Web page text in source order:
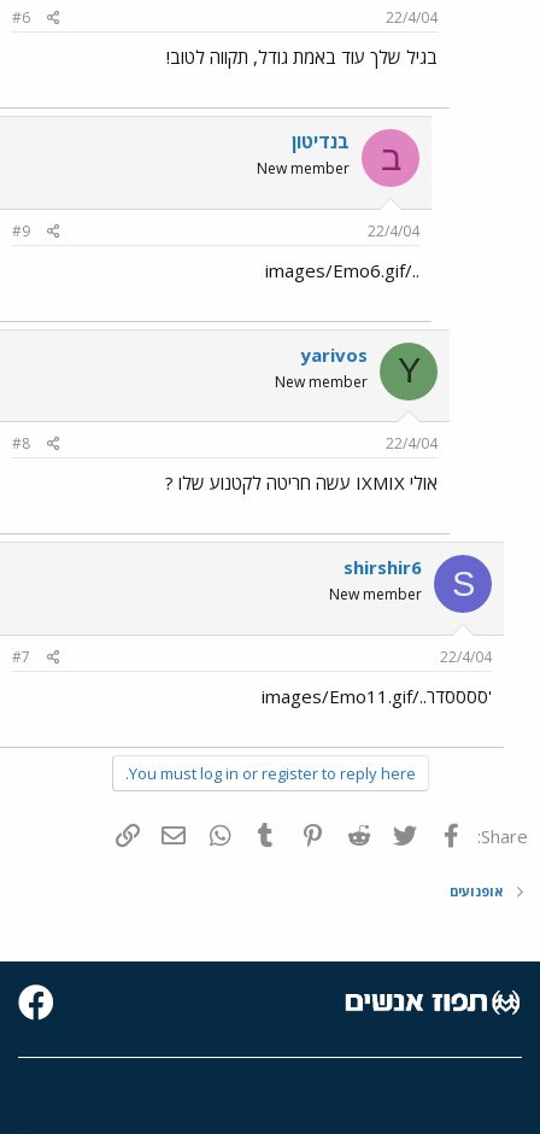
22/4/04
#6
בגיל שלך עוד באמת גודל, תקווה לטוב!
ב בנדיטון
New member
22/4/04
#9
../images/Emo6.gif
Y
yarivos
New member
22/4/04
#8
אולי IXMIX עשה חריטה לקטנוע שלו ?
S
shirshir6
New member
22/4/04
#7
'ססססדר../images/Emo11.gif
You must log in or register to reply here.
Share: פייסבוק Twitter
Reddit
Pinterest
Tumblr
WhatsAppדואר אלקטרוני
אופנועים